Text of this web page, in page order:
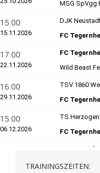
TRAININGSZEITEN: